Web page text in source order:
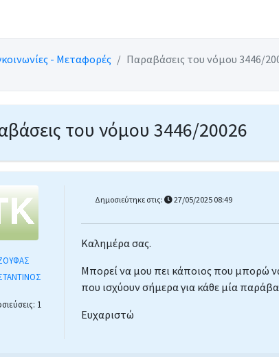
- Μεταφορές Παραβάσεις του νόμου 3446/
του νόμου 3446/20026
1
Δημοσιεύτηκε στις: 27/05/2025 08:49
Καλημέρα σας.
Μπορεί να μου πει κάποιος που μπορώ
που ισχύουν σήμερα για κάθε μία
Ευχαριστώ